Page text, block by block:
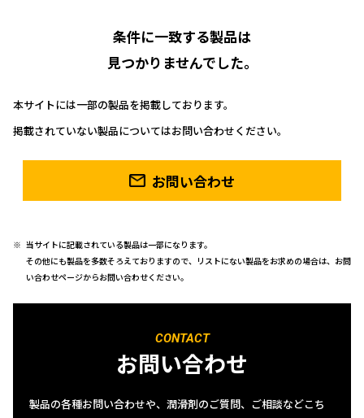
条件に一致する製品は
見つかりませんでした。
本サイトには一部の製品を掲載しております。
掲載されていない製品についてはお問い合わせください。
お問い合わせ
当サイトに記載されている製品は一部になります。
その他にも製品を多数そろえておりますので、リストにない製品をお求めの場合は、お問
い合わせページからお問い合わせください。
CONTACT
お問い合わせ
製品の各種お問い合わせや、潤滑剤のご質問、ご相談などこち